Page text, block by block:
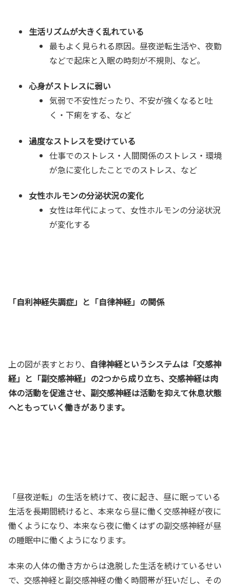
生活リズムが大きく乱れている
最もよく見られる原因。昼夜逆転生活や、夜勤
などで起床と入眠の時刻が不規則、など。
心身がストレスに弱い
気弱で不安性だったり、不安が強くなると吐
く・下痢をする、など
過度なストレスを受けている
仕事でのストレス・人間関係のストレス・環境
が急に変化したことでのストレス、など
女性ホルモンの分泌状況の変化
女性は年代によって、女性ホルモンの分泌状況
が変化する
「自利神経失調症」と「自律神経」の関係
上の図が表すとおり、 自律神経というシステムは「交感神
経」と「副交感神経」の2つから成り立ち、交感神経は肉
体の活動を促進させ、副交感神経は活動を抑えて休息状態
へともっていく働きがあります。
「昼夜逆転」の生活を続けて、夜に起き、昼に眠っている
生活を長期間続けると、本来なら昼に働く交感神経が夜に
働くようになり、本来なら夜に働くはずの副交感神経が昼
の睡眠中に働くようになります。
本来の人体の働き方からは逸脱した生活を続けているせい
で、交感神経と副交感神経の働く時間帯が狂いだし、その